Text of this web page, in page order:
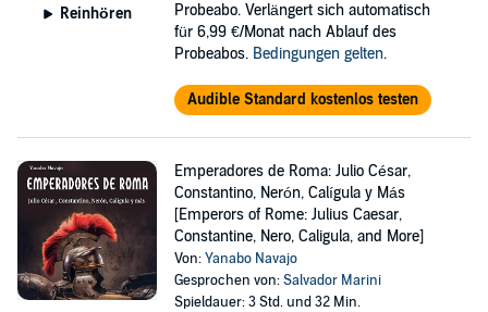
Reinhören
Probeabo. Verlängert sich automatisch
für 6,99 €/Monat nach Ablauf des
Probeabos. Bedingungen gelten.
Audible Standard kostenlos testen
Emperadores de Roma: Julio César,
Constantino, Nerón, Calígula y Más
[Emperors of Rome: Julius Caesar,
Constantine, Nero, Caligula, and More]
Von:Yanabo Navajo
Gesprochen von:Salvador Marini
Spieldauer: 3 Std. und 32 Min.